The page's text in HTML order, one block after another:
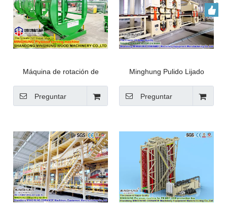
Máquina de rotación de
madera contrachapada
revestida filmada
Preguntar
Minghung Pulido Lijado
para Paneles de Madera
Tablero de Partículas Tablero
HDF Línea de Producción
Preguntar